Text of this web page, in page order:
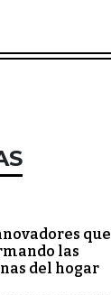
que
las
del hogar